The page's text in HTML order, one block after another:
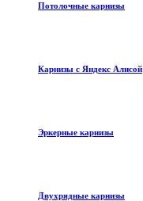
Потолочные карнизы
Карнизы с Яндекс Алисой
Эркерные карнизы
Двухрядные карнизы